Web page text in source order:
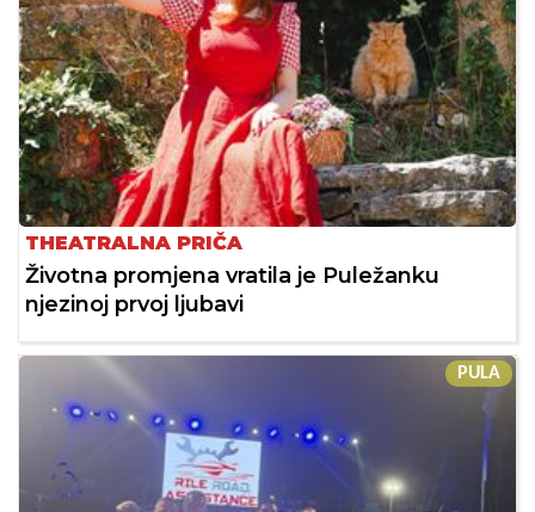
THEATRALNA PRIČA
Životna promjena vratila je Puležanku
njezinoj prvoj ljubavi
PULA